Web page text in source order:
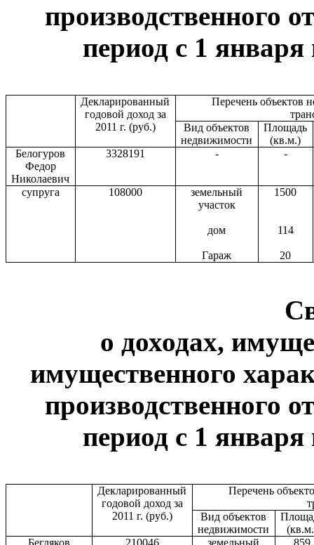
производственного
период с 1 января
Декларированный
годовой доход за
2011 г. (руб.)
Перечень объектов
Вид объектов
недвижимости
Площадь
(кв.м.)
Белогуров
Федор
Николаевич
3328191 - -
супруга 108000
земельный
участок
дом
Гараж
1500
114
20
о доходах,
имущественного
производственного
период с 1 января
Декларированный
годовой доход за
2011 г. (руб.)
Перечень
Вид объектов
недвижимости
Бегляков
210046
земельный
859